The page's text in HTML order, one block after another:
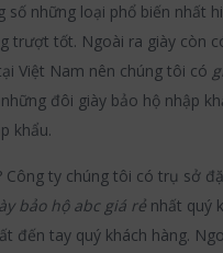
số những loại phổ biến nhất
trượt tốt. Ngoài ra giày còn
Việt Nam nên chúng tôi có
đôi giày bảo hộ nhập
khẩu.
ty chúng tôi có trụ sở
bảo hộ abc giá rẻnhất quý
đến tay quý khách hàng.